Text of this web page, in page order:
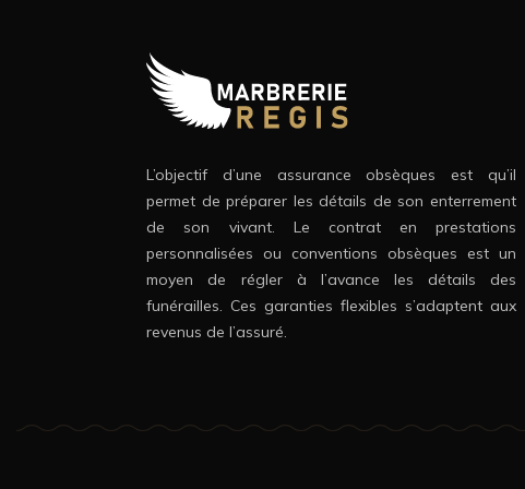
L’objectif d’une assurance obsèques est qu’il
permet de préparer les détails de son enterrement
de son vivant. Le contrat en prestations
personnalisées ou conventions obsèques est un
moyen de régler à l’avance les détails des
funérailles. Ces garanties flexibles s’adaptent aux
revenus de l’assuré.